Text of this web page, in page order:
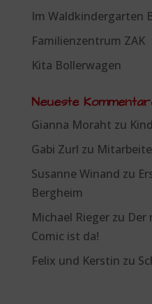
Im Waldkindergarten
Familienzentrum ZAK
Kita Bollerwagen
Neueste
Gianna Moraht zu
Gabi Zurl zu
Susanne Winand zu
Bergheim
Michael Riegerzu Der
Comic ist da!
Felix und Kerstin zu